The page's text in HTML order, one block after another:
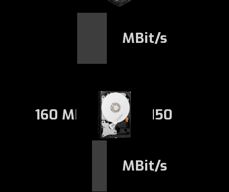
MBit/s
160 MBit/s 150
MBit/s